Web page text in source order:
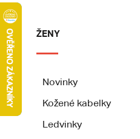
ŽENY
Novinky
Kožené kabelky
Ledvinky